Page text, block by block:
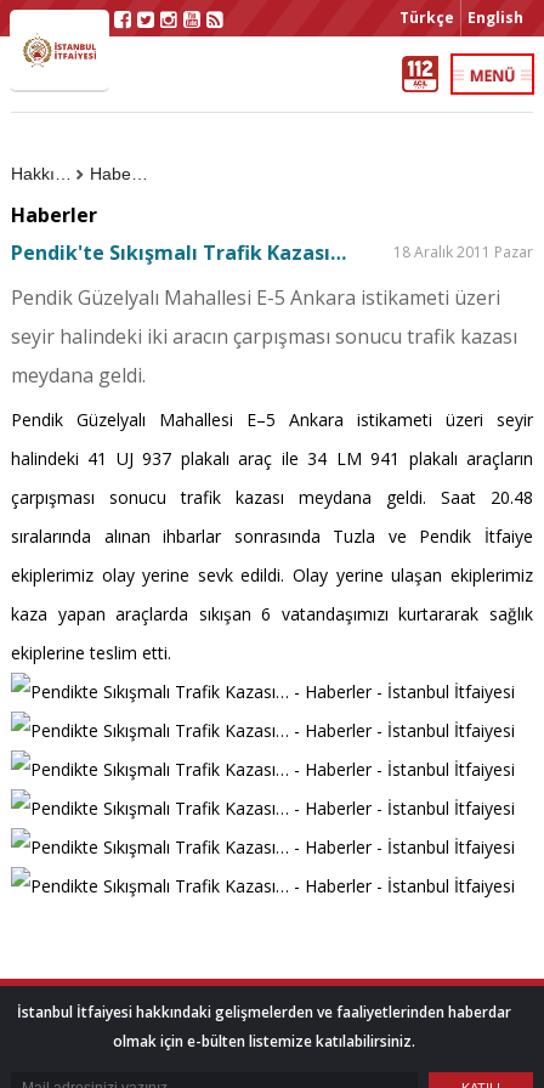
Türkçe English
Haberler
Haberler
Pendik'te Sıkışmalı Trafik Kazası…
18 Aralık 2011 Pazar
Pendik Güzelyalı Mahallesi E-5 Ankara istikameti üzeri
seyir halindeki iki aracın çarpışması sonucu trafik kazası
meydana geldi.
Pendik Güzelyalı Mahallesi E–5 Ankara istikameti üzeri seyir
halindeki 41 UJ 937 plakalı araç ile 34 LM 941 plakalı araçların
çarpışması sonucu trafik kazası meydana geldi. Saat 20.48
sıralarında alınan ihbarlar sonrasında Tuzla ve Pendik İtfaiye
ekiplerimiz olay yerine sevk edildi. Olay yerine ulaşan ekiplerimiz
kaza yapan araçlarda sıkışan 6 vatandaşımızı kurtararak sağlık
ekiplerine teslim etti.
İstanbul İtfaiyesi hakkındaki gelişmelerden ve faaliyetlerinden haberdar
olmak için e-bülten listemize katılabilirsiniz.